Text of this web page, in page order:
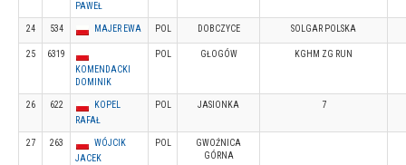
PAWEŁ
24 534 MAJER EWA POL DOBCZYCE SOLGAR POLSKA
25
6319
KOMENDACKI
DOMINIK
POL GŁOGÓW KGHM ZG RUN
26 622
KOPEL
RAFAŁ
POL JASIONKA 7
27 263
WÓJCIK
JACEK
POL
GWOŹNICA
GÓRNA